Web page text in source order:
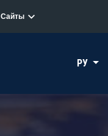
Сайты
РУ